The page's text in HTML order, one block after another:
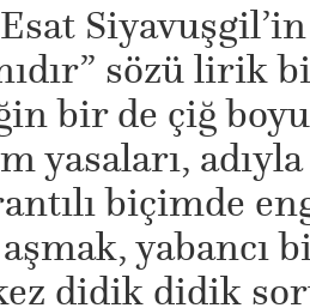
sözü lirik
bir de çiğ
yasaları,
biçimde
aşmak,
didik didik